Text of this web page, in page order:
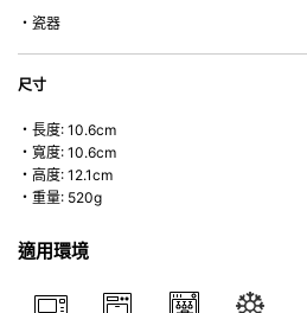
・瓷器
尺寸
・長度: 10.6cm
・寬度: 10.6cm
・高度: 12.1cm
・重量: 520g
適用環境